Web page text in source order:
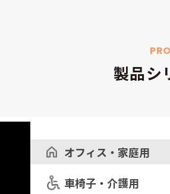
製品シ
オフィス・家庭用
車椅子・介護用